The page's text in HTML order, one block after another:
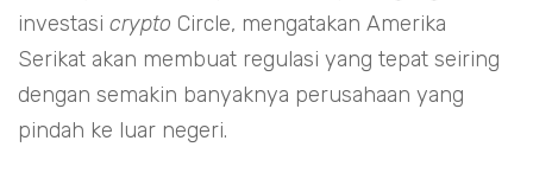
investasi crypto Circle, mengatakan Amerika
Serikat akan membuat regulasi yang tepat seiring
dengan semakin banyaknya perusahaan yang
pindah ke luar negeri.